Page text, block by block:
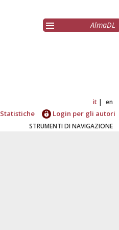
AlmaDL
it en
Statistiche Login per gli autori
STRUMENTI DI NAVIGAZIONE